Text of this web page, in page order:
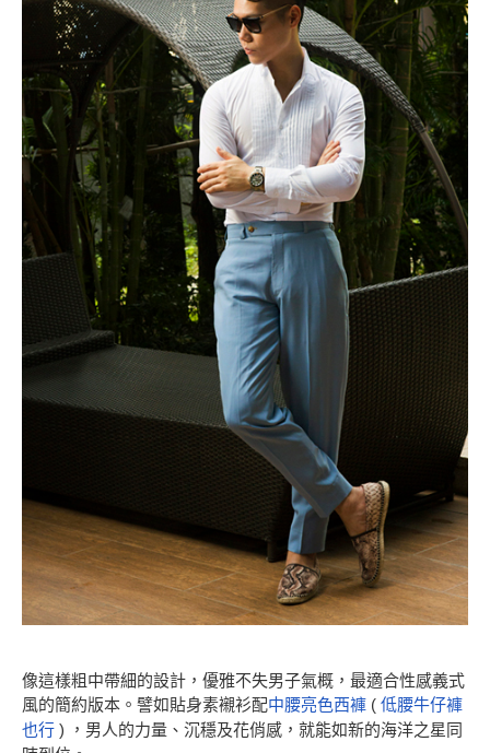
像這樣粗中帶細的設計，優雅不失男子氣概，最適合性感義式
風的簡約版本。譬如貼身素襯衫配中腰亮色西褲 ( 低腰牛仔褲
也行 ) ，男人的力量、沉穩及花俏感，就能如新的海洋之星同